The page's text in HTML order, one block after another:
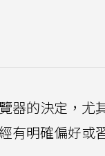
器的決定，尤
有明確偏好或